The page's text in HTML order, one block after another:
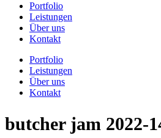
Portfolio
Leistungen
Über uns
Kontakt
Portfolio
Leistungen
Über uns
Kontakt
butcher jam 2022-